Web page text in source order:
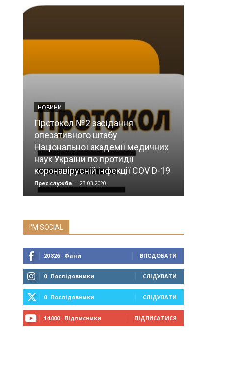
НОВИНИ
Протокол №2 засідання
оперативного штабу
Національної академії медичних
наук України по протидії
коронавірусній інфекції COVID-19
Прес-служба - 23.03.2020
I'M SOCIAL
20,826 Фани ВПОДОБАТИ
0 Послідовники СЛІДУВАТИ
0 Послідовники СЛІДУВАТИ
14,000 Підписники ПІДПИСАТИСЯ